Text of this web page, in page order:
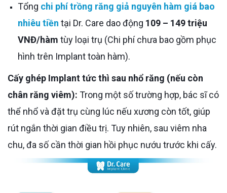
Tổng chi phí trồng răng giả nguyên hàm giá bao
nhiêu tiền tại Dr. Care dao động 109 – 149 triệu
VNĐ/hàm tùy loại trụ (Chi phí chưa bao gồm phục
hình trên Implant toàn hàm).
Cấy ghép Implant tức thì sau nhổ răng (nếu còn
chân răng viêm): Trong một số trường hợp, bác sĩ có
thể nhổ và đặt trụ cùng lúc nếu xương còn tốt, giúp
rút ngắn thời gian điều trị. Tuy nhiên, sau viêm nha
chu, đa số cần thời gian hồi phục nướu trước khi cấy.